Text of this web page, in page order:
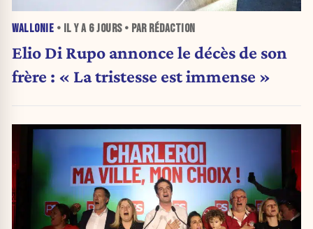
WALLONIE • IL Y A 6 JOURS• PAR RÉDACTION
Elio Di Rupo annonce le décès de son
frère : « La tristesse est immense »